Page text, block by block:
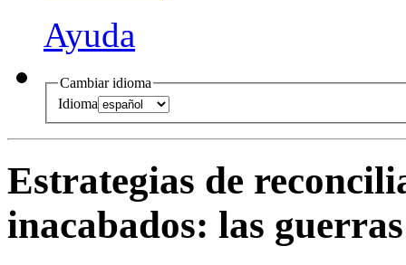
Ayuda
Cambiar idioma
Idioma
Estrategias de
inacabados: las